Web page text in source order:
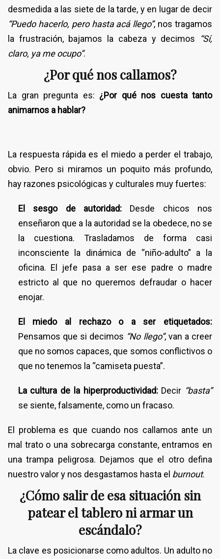
desmedida a las siete de la tarde, y en lugar de decir
“Puedo hacerlo, pero hasta acá llego”, nos tragamos
la frustración, bajamos la cabeza y decimos
“Sí,
claro, ya me ocupo”.
¿Por qué nos callamos?
La gran pregunta es: ¿Por qué nos cuesta tanto
animarnos a hablar?
La respuesta rápida es el miedo a perder el trabajo,
obvio. Pero si miramos un poquito más profundo,
hay razones psicológicas y culturales muy fuertes:
El sesgo de autoridad:Desde chicos nos
enseñaron que a la autoridad se la obedece, no se
la cuestiona. Trasladamos de forma casi
inconsciente la dinámica de “niño-adulto” a la
oficina. El jefe pasa a ser ese padre o madre
estricto al que no queremos defraudar o hacer
enojar.
El miedo al rechazo o a ser etiquetados:
Pensamos que si decimos “No llego”, van a creer
que no somos capaces, que somos conflictivos o
que no tenemos la “camiseta puesta”.
La cultura de la hiperproductividad:Decir “basta”
se siente, falsamente, como un fracaso.
El problema es que cuando nos callamos ante un
mal trato o una sobrecarga constante, entramos en
una trampa peligrosa. Dejamos que el otro defina
nuestro valor y nos desgastamos hasta el burnout.
¿Cómo salir de esa situación sin
patear el tablero ni armar un
escándalo?
La clave es posicionarse como adultos. Un adulto no